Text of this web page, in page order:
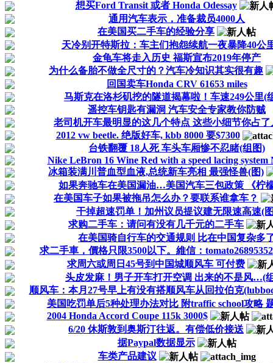
想买Ford Transit 或者 Honda Odessay
通用汽车表示，准备裁员4000人
在美国买二手车的经验分享
天冷别开特斯拉：车主们抱怨续航一夜暴降40公
金龟车将走入历史 福斯宣布2019年停产
为什么备胎不做全尺寸的？汽车冷知识其实很有趣
回国卖车Honda CRV 61653 miles
马斯克在洛杉矶挖的隧道揭幕啦！车速249公里(
遥控车钥匙有漏洞 汽车安全专家教你防贼
老司机开车最明显的这几个特点 这些小细节你占了
2012 vw beetle. 绝版好车, kbb 8000 要$7300
台铁翻覆 18人死 车头车厢惨不忍睹(组图)
Nike LeBron 16 Wine Red with a speed lacing system
冰箱装满川普血型血液,总统新车亮相 最强怪兽(图)
如果奔驰车在美国漏油…美国汽车三包政策 《柠
在美国车子如果被拖吊怎么办？要联系谁拿车？
干掉超速罚单！加州议员提议建无限速高速(
求购二手车：请问有没有几千元的二手车
在美国骑自行车的交通规则 比在中国复杂多
求二手車，價格只限3500以下。維信：tomato26895352
求周六或周日45号到中国城顺风车 可付费
头皮发麻！男子开车打开空调 出来的不是风…(
顺风车：本月27号早上有没有搭顺风车从回拉伯克
美国吃罚单后5种处理办法对比 附traffic school攻略
2004 Honda Accord Coupe 115k 3000$
6/20 休斯敦到奥斯汀往返。有偿低价接送
据Paypal数据显示
车类产品建议